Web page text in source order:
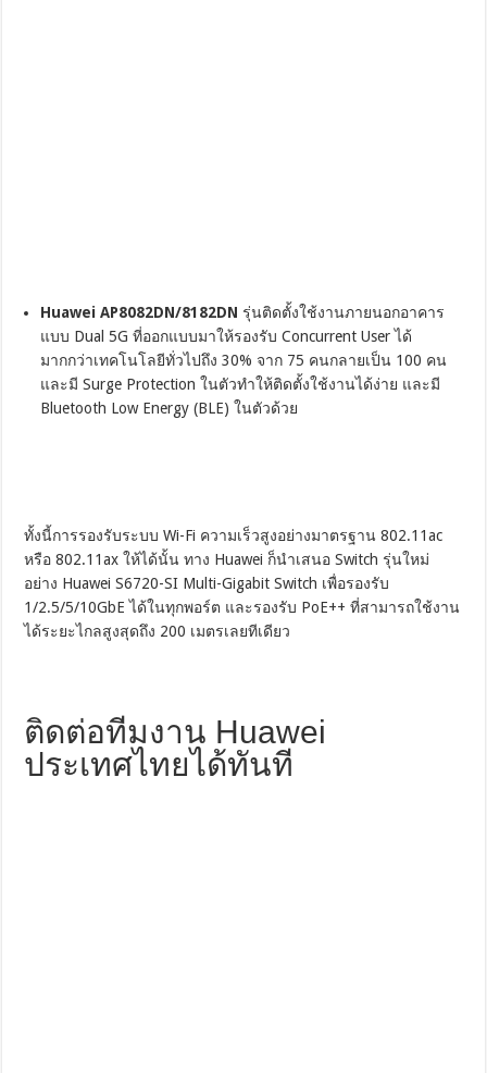
Huawei AP8082DN/8182DN รุ่นติดตั้งใช้งานภายนอกอาคาร
แบบ Dual 5G ที่ออกแบบมาให้รองรับ Concurrent User ได้
มากกว่าเทคโนโลยีทั่วไปถึง 30% จาก 75 คนกลายเป็น 100 คน
และมี Surge Protection ในตัวทำให้ติดตั้งใช้งานได้ง่าย และมี
Bluetooth Low Energy (BLE) ในตัวด้วย
ทั้งนี้การรองรับระบบ Wi-Fi ความเร็วสูงอย่างมาตรฐาน 802.11ac
หรือ 802.11ax ให้ได้นั้น ทาง Huawei ก็นำเสนอ Switch รุ่นใหม่
อย่าง Huawei S6720-SI Multi-Gigabit Switch เพื่อรองรับ
1/2.5/5/10GbE ได้ในทุกพอร์ต และรองรับ PoE++ ที่สามารถใช้งาน
ได้ระยะไกลสูงสุดถึง 200 เมตรเลยทีเดียว
ติดต่อทีมงาน Huawei
ประเทศไทยได้ทันที